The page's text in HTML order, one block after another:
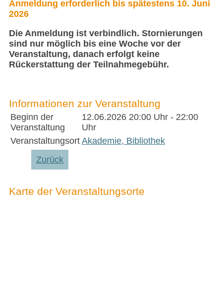
Anmeldung erforderlich bis spätestens 10. Juni
2026
Die Anmeldung ist verbindlich. Stornierungen
sind nur möglich bis eine Woche vor der
Veranstaltung, danach erfolgt keine
Rückerstattung der Teilnahmegebühr.
Informationen zur Veranstaltung
Beginn der
Veranstaltung
12.06.2026 20:00 Uhr - 22:00
Uhr
Veranstaltungsort Akademie, Bibliothek
Zurück
Karte der Veranstaltungsorte